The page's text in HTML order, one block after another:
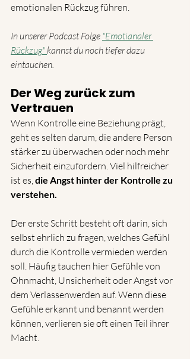
emotionalen Rückzug führen.
In unserer Podcast Folge "Emotianaler
Rückzug" kannst du noch tiefer dazu
eintauchen.
Der Weg zurück zum
Vertrauen
Wenn Kontrolle eine Beziehung prägt,
geht es selten darum, die andere Person
stärker zu überwachen oder noch mehr
Sicherheit einzufordern. Viel hilfreicher
ist es, die Angst hinter der Kontrolle zu
verstehen.
Der erste Schritt besteht oft darin, sich
selbst ehrlich zu fragen, welches Gefühl
durch die Kontrolle vermieden werden
soll. Häufig tauchen hier Gefühle von
Ohnmacht, Unsicherheit oder Angst vor
dem Verlassenwerden auf. Wenn diese
Gefühle erkannt und benannt werden
können, verlieren sie oft einen Teil ihrer
Macht.